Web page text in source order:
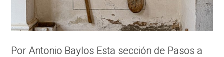
Por Antonio Baylos Esta sección de Pasos a